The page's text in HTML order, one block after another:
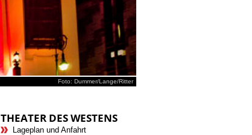
Foto: Dummer/Lange/Ritter
THEATER DES WESTENS
Lageplan und Anfahrt